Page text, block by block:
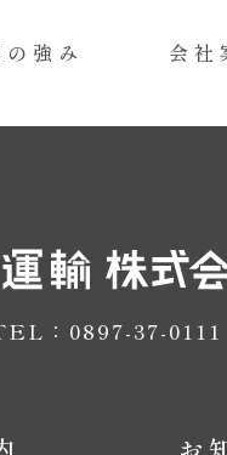
強み 会社
：0897-37-0111